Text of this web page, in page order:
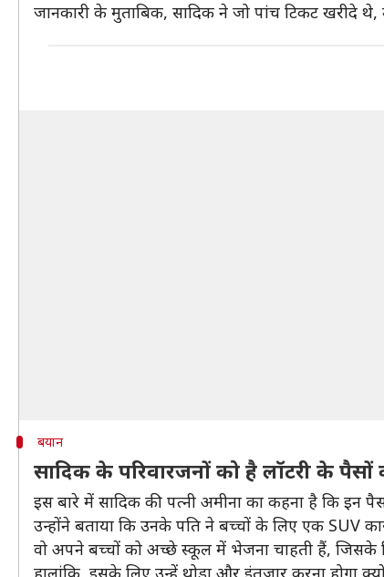
जानकारी के मुताबिक, सादिक ने जो पांच टिकट खरीदे
बयान
सादिक के परिवारजनों को है लॉटरी के पैसों
इस बारे में सादिक की पत्नी अमीना का कहना है कि इन
उन्होंने बताया कि उनके पति ने बच्चों के लिए एक SUV
वो अपने बच्चों को अच्छे स्कूल में भेजना चाहती हैं, जिसके
हालांकि, इसके लिए उन्हें थोड़ा और इंतजार करना होगा